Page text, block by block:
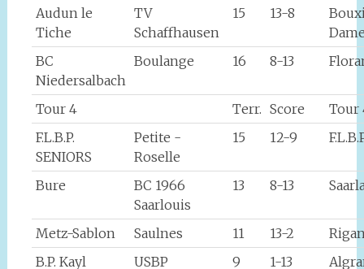
Audun le
Tiche
TV
Schaffhausen
15 13-8
BC
Niedersalbach
Boulange 16 8-13
Tour 4 Terr. Score
Tour
F.L.B.P.
SENIORS
Petite -
Roselle
15 12-9
Bure
BC 1966
Saarlouis
13 8-13
Metz-Sablon Saulnes 11 13-2
B.P. Kayl
USBP
9 1-13